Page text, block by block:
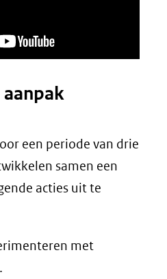
een periode van drie
samen een
acties uit te
met